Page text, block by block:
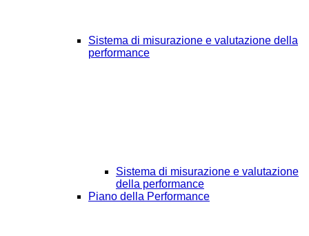
Sistema di misurazione e valutazione della
performance
Sistema di misurazione e valutazione
della performance
Piano della Performance